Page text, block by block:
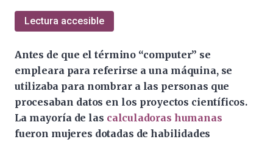
Lectura accesible
Antes de que el término “computer” se
empleara para referirse a una máquina, se
utilizaba para nombrar a las personas que
procesaban datos en los proyectos científicos.
La mayoría de las calculadoras humanas
fueron mujeres dotadas de habilidades